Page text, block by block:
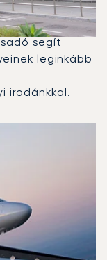
vett
között.
segít
leginkább
irodánkkal.